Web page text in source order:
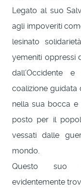
Legato al suo
agli impoveriti
lesinato
yemeniti oppressi
dall’Occidente
coalizione guidata
nella sua bocca e
posto per il
vessati dalle
mondo.
Questo suo
evidentemente